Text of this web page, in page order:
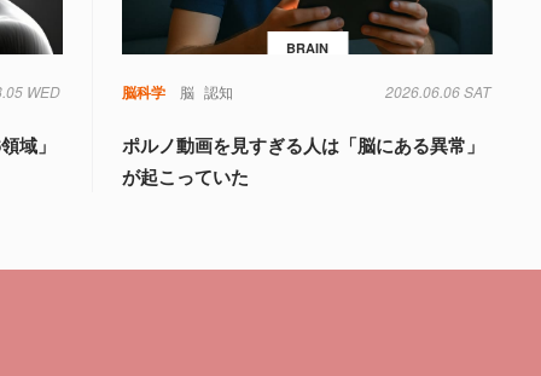
WED
域」
BRAIN
脳科学 脳 認知 2026.06.06 SAT
ポルノ動画を見すぎる人は「脳にある異常」
が起こっていた